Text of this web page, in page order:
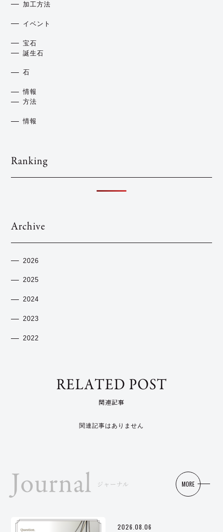
加工方法
イベント
宝石
誕生石
石
情報
方法
情報
Ranking
Archive
2026
2025
2024
2023
2022
RELATED POST
関連記事
関連記事はありません
Journal ジャーナル
2026.08.06
MORE